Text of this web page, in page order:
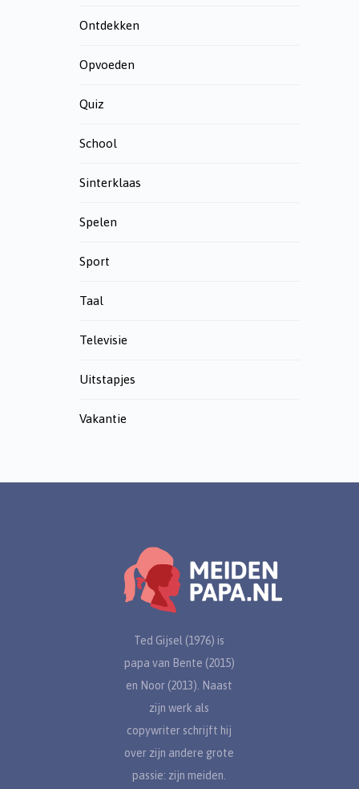
Ontdekken
Opvoeden
Quiz
School
Sinterklaas
Spelen
Sport
Taal
Televisie
Uitstapjes
Vakantie
Ted Gijsel (1976) is
papa van Bente (2015)
en Noor (2013). Naast
zijn werk als
copywriter schrijft hij
over zijn andere grote
passie: zijn meiden.